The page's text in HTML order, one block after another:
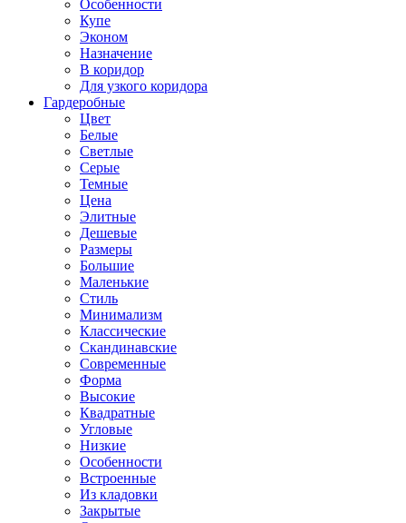
Особенности
Купе
Эконом
Назначение
В коридор
Для узкого коридора
Гардеробные
Цвет
Белые
Светлые
Серые
Темные
Цена
Элитные
Дешевые
Размеры
Большие
Маленькие
Стиль
Минимализм
Классические
Скандинавские
Современные
Форма
Высокие
Квадратные
Угловые
Низкие
Особенности
Встроенные
Из кладовки
Закрытые